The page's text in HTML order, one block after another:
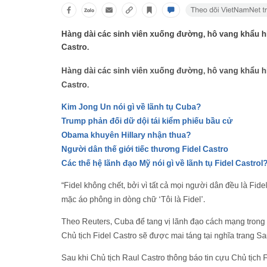
Hàng dài các sinh viên xuống đường, hô vang khẩu
Castro.
Hàng dài các sinh viên xuống đường, hô vang khẩu
Castro.
Kim Jong Un nói gì về lãnh tụ Cuba?
Trump phản đối dữ dội tái kiểm phiếu bầu cử
Obama khuyên Hillary nhận thua?
Người dân thế giới tiếc thương Fidel Castro
Các thế hệ lãnh đạo Mỹ nói gì về lãnh tụ Fidel Castrol?
“Fidel không chết, bởi vì tất cả mọi người dân đều là
mặc áo phông in dòng chữ ‘Tôi là Fidel’.
Theo Reuters, Cuba để tang vị lãnh đạo cách mạng
Chủ tịch Fidel Castro sẽ được mai táng tại nghĩa trang
Sau khi Chủ tịch Raul Castro thông báo tin cựu Chủ tịch